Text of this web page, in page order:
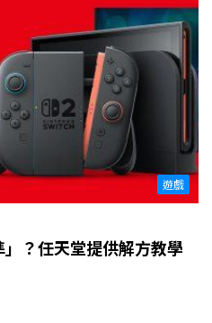
遊戲
？任天堂提供解方教學